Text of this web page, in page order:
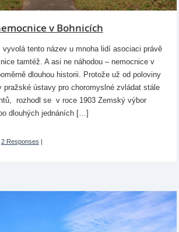
v Bohnicích
vyvolá tento název u mnoha lidí asociaci právě
tamtéž. A asi ne náhodou – nemocnice v
dlouhou historii. Protože už od poloviny
pražské ústavy pro choromyslné zvládat stále
rozhodl se v roce 1903 Zemský výbor
dlouhých jednáních […]
2 Responses |